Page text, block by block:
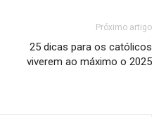
Próximo artigo
25 dicas para os católicos
viverem ao máximo o 2025